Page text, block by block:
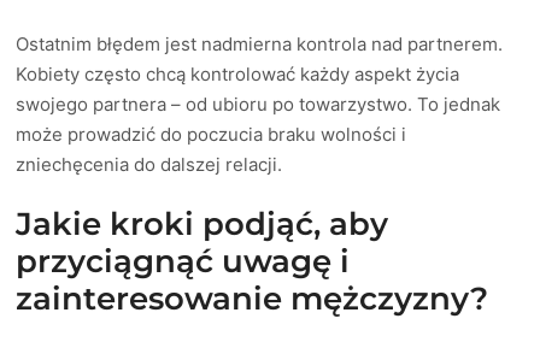
Ostatnim błędem jest nadmierna kontrola nad partnerem.
Kobiety często chcą kontrolować każdy aspekt życia
swojego partnera – od ubioru po towarzystwo. To jednak
może prowadzić do poczucia braku wolności i
zniechęcenia do dalszej relacji.
Jakie kroki podjąć, aby
przyciągnąć uwagę i
zainteresowanie mężczyzny?